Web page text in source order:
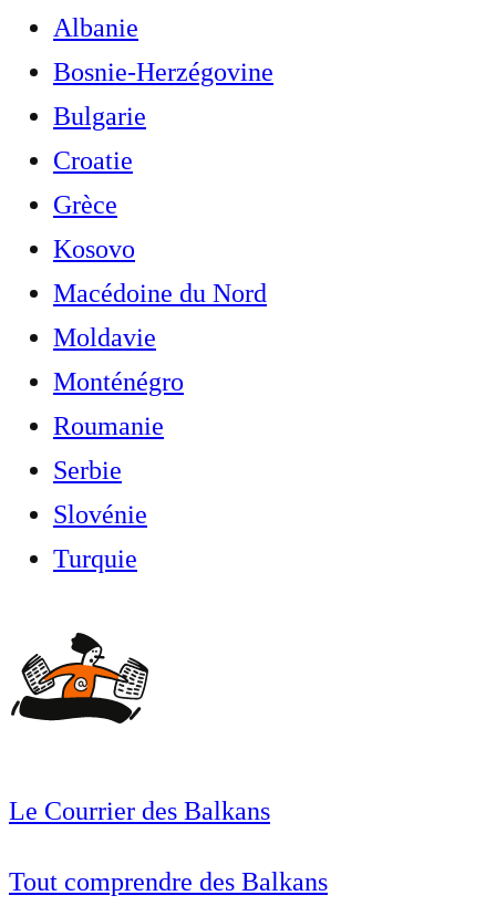
Albanie
Bosnie-Herzégovine
Bulgarie
Croatie
Grèce
Kosovo
Macédoine du Nord
Moldavie
Monténégro
Roumanie
Serbie
Slovénie
Turquie
Le Courrier des Balkans
Tout comprendre des Balkans